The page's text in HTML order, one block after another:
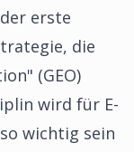
erste
die
(GEO)
wird für E-
wichtig sein